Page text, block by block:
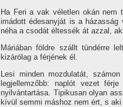
Ha Feri a vak véletlen okán nem
imádott édesanyját is a
néha a cso­dát éltessék át azzal,
Máriában földre szállt tündér­re
kizárólag a férjének él.
Lesi minden mozdulatát,
legjellemzőbb: naplót ve­zet
nyilvántartása. Tipi­kusan olyan
kí­vül semmi máshoz nem ért, s